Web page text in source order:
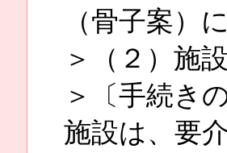
（骨子案）
＞（２）施
＞〔手続き
施設は、要